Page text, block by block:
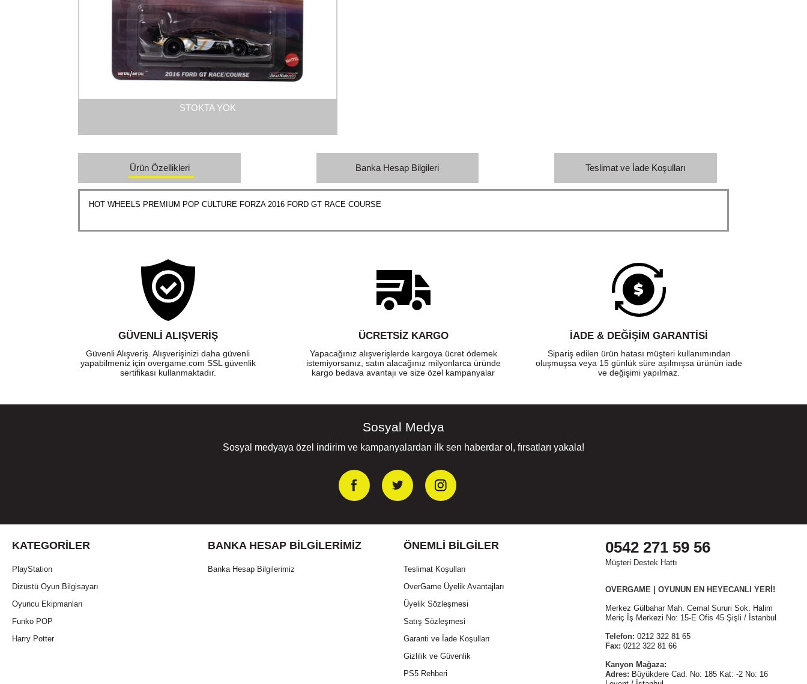
STOKTA YOK
Ürün Özellikleri Banka Hesap Bilgileri Teslimat ve İade Koşulları
HOT WHEELS PREMIUM POP CULTURE FORZA 2016 FORD GT RACE COURSE
GÜVENLI ALIŞVERIŞ
Güvenli Alışveriş. Alışverişinizi daha güvenli
yapabilmeniz için overgame.com SSL güvenlik
sertifikası kullanmaktadır.
ÜCRETSIZ KARGO
Yapacağınız alışverişlerde kargoya ücret ödemek
istemiyorsanız, satın alacağınız milyonlarca üründe
kargo bedava avantajı ve size özel kampanyalar
İADE & DEĞİŞİM GARANTİSİ
Sipariş edilen ürün hatası müşteri kullanımından
oluşmuşsa veya 15 günlük süre aşılmışsa ürünün iade
ve değişimi yapılmaz.
Sosyal Medya
Sosyal medyaya özel indirim ve kampanyalardan ilk sen haberdar ol, fırsatları yakala!
KATEGORILER
PlayStation
Dizüstü Oyun Bilgisayarı
Oyuncu Ekipmanları
Funko POP
Harry Potter
BANKA HESAP BILGILERIMIZ
Banka Hesap Bilgilerimiz
ÖNEMLI BILGILER
Teslimat Koşulları
OverGame Üyelik Avantajları
Üyelik Sözleşmesi
Satış Sözleşmesi
Garanti ve İade Koşulları
Gizlilik ve Güvenlik
PS5 Rehberi
0542 271 59 56
Müşteri Destek Hattı
OVERGAME | OYUNUN EN HEYECANLI YERİ!
Merkez Gülbahar Mah. Cemal Sururi Sok. Halim
Meriç İş Merkezi No: 15-E Ofis 45 Şişli / İstanbul
Telefon: 0212 322 81 65
Fax: 0212 322 81 66
Kanyon Mağaza:
Adres: Büyükdere Cad. No: 185 Kat: -2 No: 16